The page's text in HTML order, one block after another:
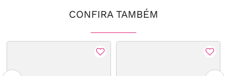
CONFIRA TAMBÉM